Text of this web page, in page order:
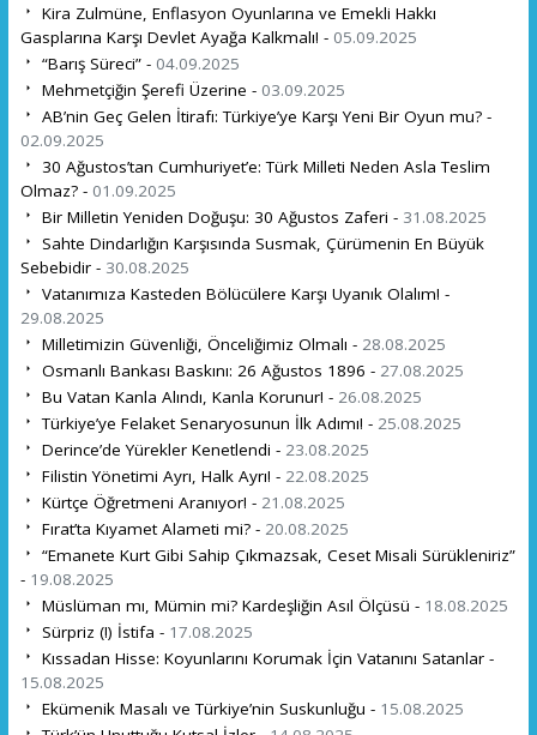
Kira Zulmüne, Enflasyon Oyunlarına ve Emekli Hakkı
Gasplarına Karşı Devlet Ayağa Kalkmalı! - 05.09.2025
“Barış Süreci” - 04.09.2025
Mehmetçiğin Şerefi Üzerine - 03.09.2025
AB’nin Geç Gelen İtirafı: Türkiye’ye Karşı Yeni Bir Oyun mu? -
02.09.2025
30 Ağustos’tan Cumhuriyet’e: Türk Milleti Neden Asla Teslim
Olmaz? - 01.09.2025
Bir Milletin Yeniden Doğuşu: 30 Ağustos Zaferi - 31.08.2025
Sahte Dindarlığın Karşısında Susmak, Çürümenin En Büyük
Sebebidir - 30.08.2025
Vatanımıza Kasteden Bölücülere Karşı Uyanık Olalım! -
29.08.2025
Milletimizin Güvenliği, Önceliğimiz Olmalı - 28.08.2025
Osmanlı Bankası Baskını: 26 Ağustos 1896 - 27.08.2025
Bu Vatan Kanla Alındı, Kanla Korunur! - 26.08.2025
Türkiye’ye Felaket Senaryosunun İlk Adımı! - 25.08.2025
Derince’de Yürekler Kenetlendi - 23.08.2025
Filistin Yönetimi Ayrı, Halk Ayrı! - 22.08.2025
Kürtçe Öğretmeni Aranıyor! - 21.08.2025
Fırat’ta Kıyamet Alameti mi? - 20.08.2025
“Emanete Kurt Gibi Sahip Çıkmazsak, Ceset Misali Sürükleniriz”
- 19.08.2025
Müslüman mı, Mümin mi? Kardeşliğin Asıl Ölçüsü - 18.08.2025
Sürpriz (!) İstifa - 17.08.2025
Kıssadan Hisse: Koyunlarını Korumak İçin Vatanını Satanlar -
15.08.2025
Ekümenik Masalı ve Türkiye’nin Suskunluğu - 15.08.2025